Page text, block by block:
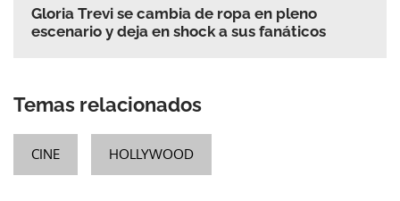
Gloria Trevi se cambia de ropa en pleno
escenario y deja en shock a sus fanáticos
Temas relacionados
CINE HOLLYWOOD